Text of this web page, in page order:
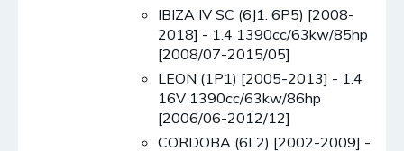
IBIZA IV SC (6J1. 6P5) [2008-
2018] - 1.4 1390cc/63kw/85hp
[2008/07-2015/05]
LEON (1P1) [2005-2013] - 1.4
16V 1390cc/63kw/86hp
[2006/06-2012/12]
CORDOBA (6L2) [2002-2009] -